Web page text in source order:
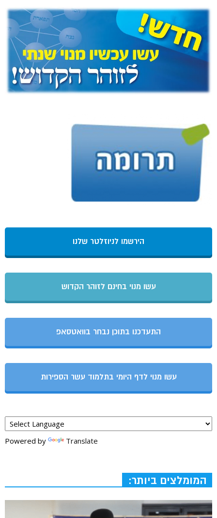
הירשמו לניוזלטר שלנו
עשו מנוי בחינם לזוהר הקדוש
התעדכנו בתוכן נבחר בוואטסאפ
עשו מנוי לדף היומי בתלמוד עשר הספירות
Powered by Translate
המומלצים ביותר: